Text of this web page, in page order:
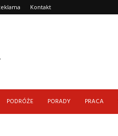
Kontakt
PODRÓŻE PORADY PRACA